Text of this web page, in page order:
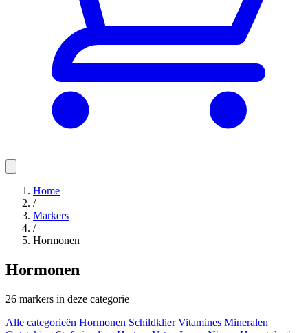
Home
/
Markers
/
Hormonen
Hormonen
26 markers in deze categorie
Alle categorieën Hormonen SchildklierVitamines Mineralen